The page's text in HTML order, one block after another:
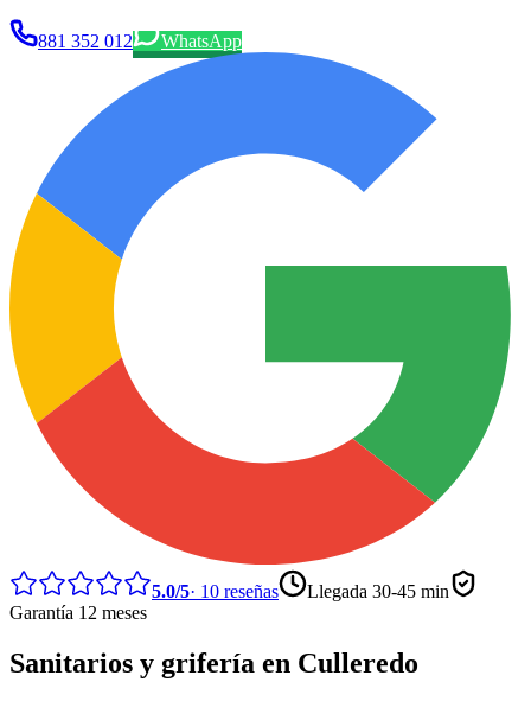
881 352 012 WhatsApp
5.0/5· 10 reseñas Llegada 30-45 min
Garantía 12 meses
Sanitarios y grifería en Culleredo